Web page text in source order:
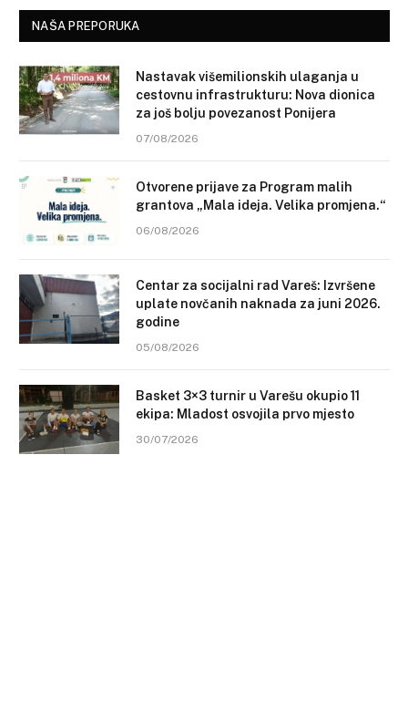
NAŠA PREPORUKA
Nastavak višemilionskih ulaganja u
cestovnu infrastrukturu: Nova dionica
za još bolju povezanost Ponijera
07/08/2026
Otvorene prijave za Program malih
grantova „Mala ideja. Velika promjena.“
06/08/2026
Centar za socijalni rad Vareš: Izvršene
uplate novčanih naknada za juni 2026.
godine
05/08/2026
Basket 3×3 turnir u Varešu okupio 11
ekipa: Mladost osvojila prvo mjesto
30/07/2026